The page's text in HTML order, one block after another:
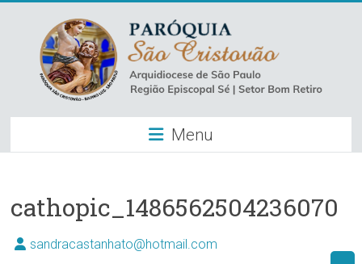
content
Paróquia
São
–
Luz
Menu
cathopic_1486562504236070
sandracastanhato@hotmail.com